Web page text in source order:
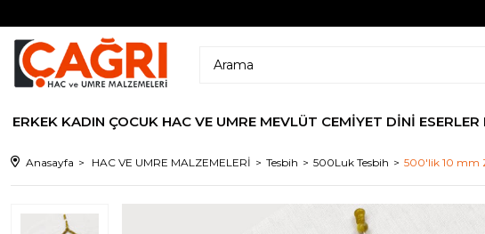
ERKEK KADIN ÇOCUK HAC VE UMRE MEVLÜT CEMİYET DİNİ ESERLER
Anasayfa HAC VE UMRE MALZEMELERİ Tesbih 500Luk Tesbih 500'lik 10 mm